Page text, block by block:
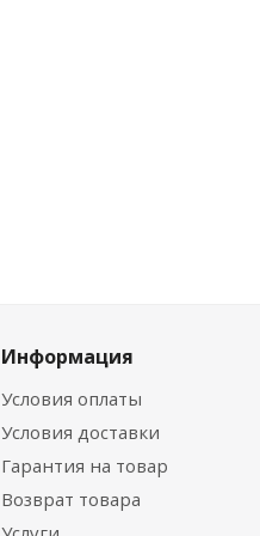
Информация
Условия оплаты
Условия доставки
Гарантия на товар
Возврат товара